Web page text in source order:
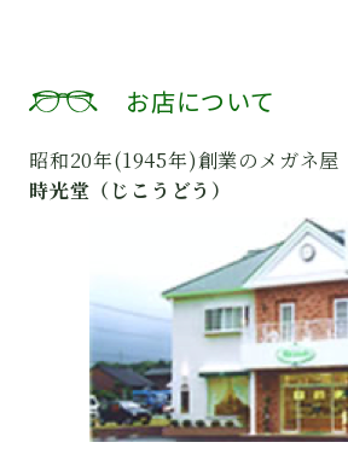
お店について
昭和20年(1945年)創業のメガネ屋
時光堂（じこうどう）